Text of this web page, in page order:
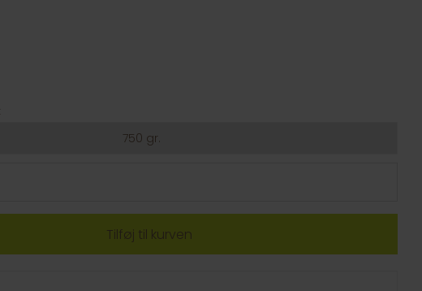
750 gr.